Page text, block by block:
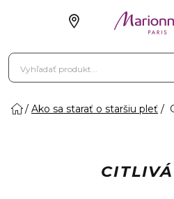
Ako sa starať o staršiu pleť